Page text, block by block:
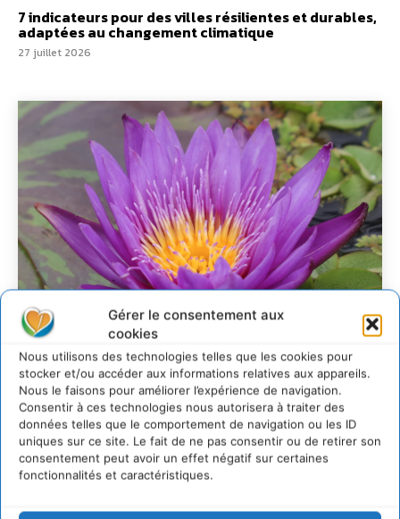
Gérer le consentement aux
cookies
Nous utilisons des technologies telles que les cookies pour
stocker et/ou accéder aux informations relatives aux appareils.
Nous le faisons pour améliorer l’expérience de navigation.
Consentir à ces technologies nous autorisera à traiter des
données telles que le comportement de navigation ou les ID
uniques sur ce site. Le fait de ne pas consentir ou de retirer son
consentement peut avoir un effet négatif sur certaines
fonctionnalités et caractéristiques.
7 indicateurs pour des villes résilientes et durables,
adaptées au changement climatique
27 juillet 2026
Transformer les
territoires par le
dialogue et la
coopération avec un
Commun